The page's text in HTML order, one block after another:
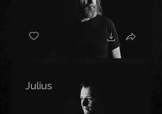
Julius